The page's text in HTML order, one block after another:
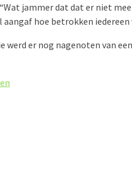
jammer dat dat er niet
aangaf hoe betrokken
werd er nog nagenoten van